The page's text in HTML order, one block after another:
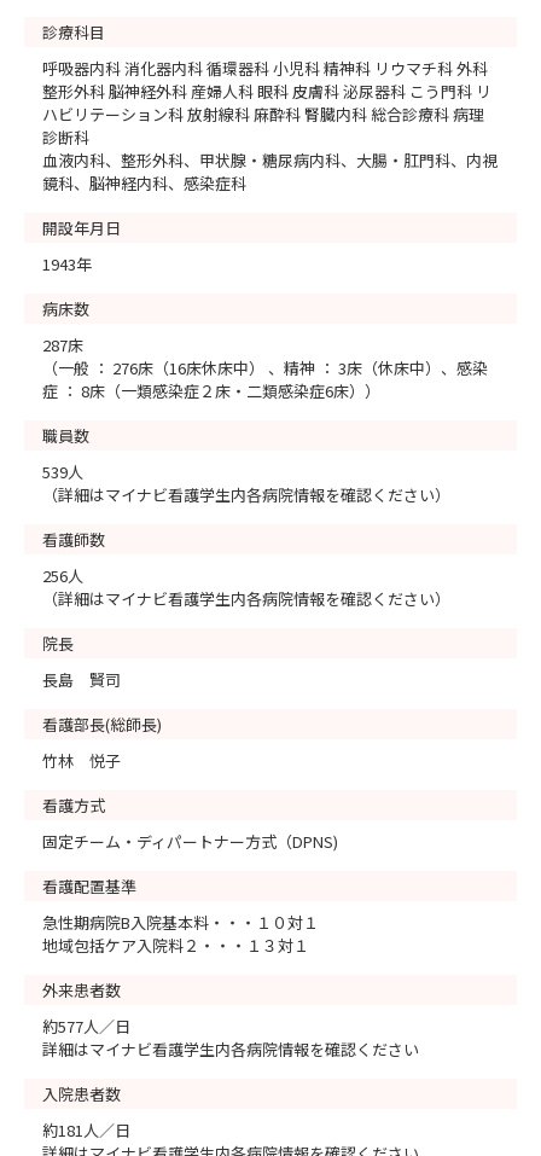
診療科目
呼吸器内科 消化器内科 循環器科 小児科 精神科 リウマチ科 外科
整形外科 脳神経外科 産婦人科 眼科 皮膚科 泌尿器科 こう門科 リ
ハビリテーション科 放射線科 麻酔科 腎臓内科 総合診療科 病理
診断科
血液内科、整形外科、甲状腺・糖尿病内科、大腸・肛門科、内視
鏡科、脳神経内科、感染症科
開設年月日
1943年
病床数
287床
（一般 ： 276床（16床休床中） 、精神 ： 3床（休床中）、感染
症 ： 8床（一類感染症２床・二類感染症6床））
職員数
539人
（詳細はマイナビ看護学生内各病院情報を確認ください）
看護師数
256人
（詳細はマイナビ看護学生内各病院情報を確認ください）
院長
長島 賢司
看護部長(総師長)
竹林 悦子
看護方式
固定チーム・ディパートナー方式（DPNS)
看護配置基準
急性期病院B入院基本料・・・１０対１
地域包括ケア入院料２・・・１３対１
外来患者数
約577人／日
詳細はマイナビ看護学生内各病院情報を確認ください
入院患者数
約181人／日